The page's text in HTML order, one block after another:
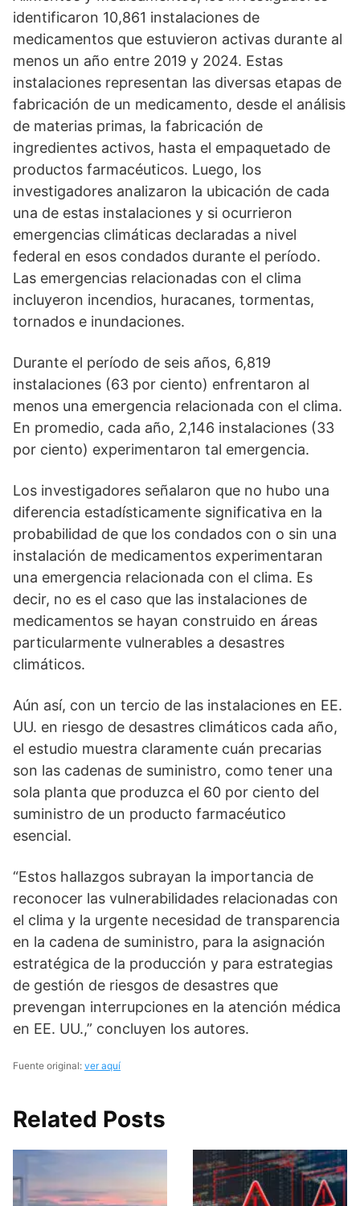
identificaron 10,861 instalaciones de
medicamentos que estuvieron activas durante al
menos un año entre 2019 y 2024. Estas
instalaciones representan las diversas etapas de
fabricación de un medicamento, desde el análisis
de materias primas, la fabricación de
ingredientes activos, hasta el empaquetado de
productos farmacéuticos. Luego, los
investigadores analizaron la ubicación de cada
una de estas instalaciones y si ocurrieron
emergencias climáticas declaradas a nivel
federal en esos condados durante el período.
Las emergencias relacionadas con el clima
incluyeron incendios, huracanes, tormentas,
tornados e inundaciones.
Durante el período de seis años, 6,819
instalaciones (63 por ciento) enfrentaron al
menos una emergencia relacionada con el clima.
En promedio, cada año, 2,146 instalaciones (33
por ciento) experimentaron tal emergencia.
Los investigadores señalaron que no hubo una
diferencia estadísticamente significativa en la
probabilidad de que los condados con o sin una
instalación de medicamentos experimentaran
una emergencia relacionada con el clima. Es
decir, no es el caso que las instalaciones de
medicamentos se hayan construido en áreas
particularmente vulnerables a desastres
climáticos.
Aún así, con un tercio de las instalaciones en EE.
UU. en riesgo de desastres climáticos cada año,
el estudio muestra claramente cuán precarias
son las cadenas de suministro, como tener una
sola planta que produzca el 60 por ciento del
suministro de un producto farmacéutico
esencial.
“Estos hallazgos subrayan la importancia de
reconocer las vulnerabilidades relacionadas con
el clima y la urgente necesidad de transparencia
en la cadena de suministro, para la asignación
estratégica de la producción y para estrategias
de gestión de riesgos de desastres que
prevengan interrupciones en la atención médica
en EE. UU.,” concluyen los autores.
Fuente original: ver aquí
Related Posts